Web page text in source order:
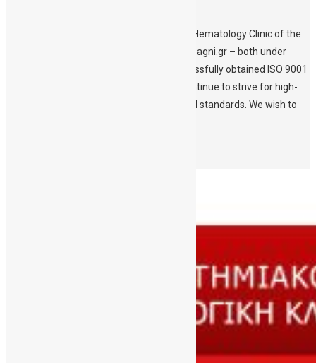
Τhe Public Cord Blood Bank Crete and the Hematology Clinic of the
University Hospital of Heraklio Crete www.pagni.gr – both under
Director Prof Helen Papadaki – have successfully obtained ISO 9001
certification form TUV Nord- Hellas. We continue to strive for high-
level patient care according to international standards. We wish to